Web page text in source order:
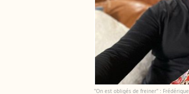
"On est obligés de freiner" :